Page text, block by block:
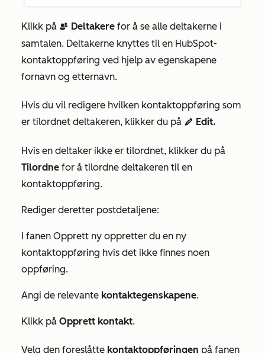
Klikk på contactDuplicate Deltakere for å se alle deltakerne i
samtalen. Deltakerne knyttes til en HubSpot-
kontaktoppføring ved hjelp av egenskapene
fornavn og etternavn.
Hvis du vil redigere hvilken kontaktoppføring som
er tilordnet deltakeren, klikker du på edit Edit.
Hvis en deltaker ikke er tilordnet, klikker du på
Tilordne for å tilordne deltakeren til en
kontaktoppføring.
Rediger deretter postdetaljene:
I fanen Opprett ny oppretter du en ny
kontaktoppføring hvis det ikke finnes noen
oppføring.
Angi de relevante kontaktegenskapene.
Klikk på Opprett kontakt.
Velg den foreslåtte kontaktoppføringen på fanen